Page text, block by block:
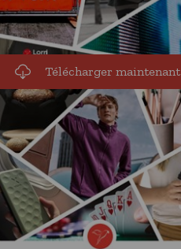
Télécharger maintenant